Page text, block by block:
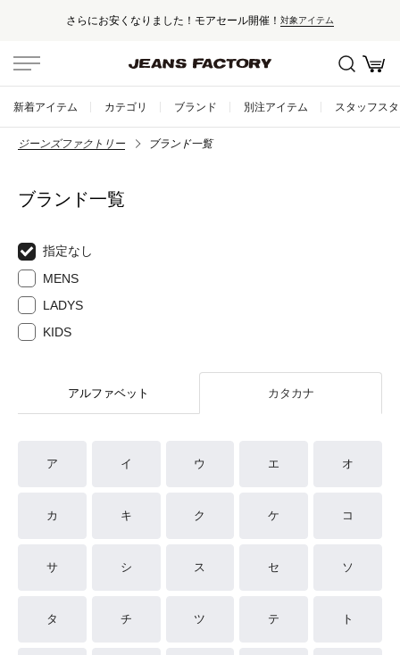
さらにお安くなりました！モアセール開催！ 対象アイテム
新着アイテム カテゴリ ブランド 別注アイテム スタッフス
ジーンズファクトリー ブランド一覧
ブランド一覧
指定なし
MENS
LADYS
KIDS
アルファベット カタカナ
ア イ ウ エ オ
カ キ ク ケ コ
サ シ ス セ ソ
タ チ ツ テ ト